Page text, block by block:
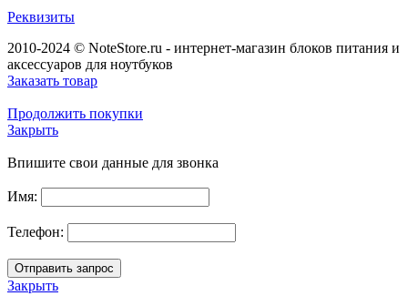
Реквизиты
2010-2024 © NoteStore.ru - интернет-магазин блоков питания и
аксессуаров для ноутбуков
Заказать товар
Продолжить покупки
Закрыть
Впишите свои данные для звонка
Имя:
Телефон:
Закрыть